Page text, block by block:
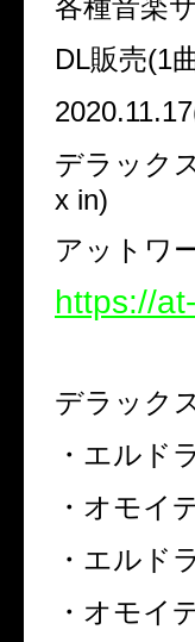
各種音楽
DL販売(1
デラック
x in)
アットワ
https://
デラック
・エルド
・オモイ
・エルド
・オモイ